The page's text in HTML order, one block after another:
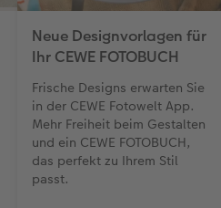
Neue Designvorlagen für
Ihr CEWE FOTOBUCH
Frische Designs erwarten Sie
in der CEWE Fotowelt App.
Mehr Freiheit beim Gestalten
und ein CEWE FOTOBUCH,
das perfekt zu Ihrem Stil
passt.